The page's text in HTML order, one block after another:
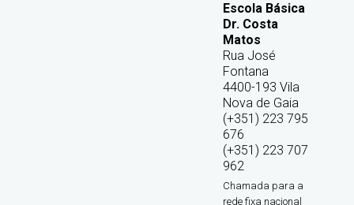
Escola Básica
Dr. Costa
Matos
Rua José
Fontana
4400-193 Vila
Nova de Gaia
(+351) 223 795
676
(+351) 223 707
962
Chamada para a
rede fixa nacional